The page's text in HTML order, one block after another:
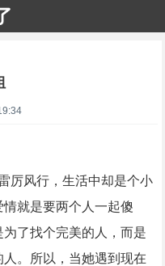
厉风行，生活中却是个小
就是要两个人一起傻
了找个完美的人，而是
。所以，当她遇到现在